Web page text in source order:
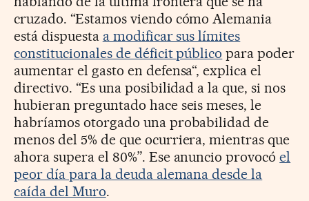
cruzado. “Estamos viendo cómo Alemania
está dispuesta a modificar sus límites
constitucionales de déficit público para poder
aumentar el gasto en defensa“, explica el
directivo. “Es una posibilidad a la que, si nos
hubieran preguntado hace seis meses, le
habríamos otorgado una probabilidad de
menos del 5% de que ocurriera, mientras que
ahora supera el 80%”. Ese anuncio provocóel
peor día para la deuda alemana desde la
caída del Muro.